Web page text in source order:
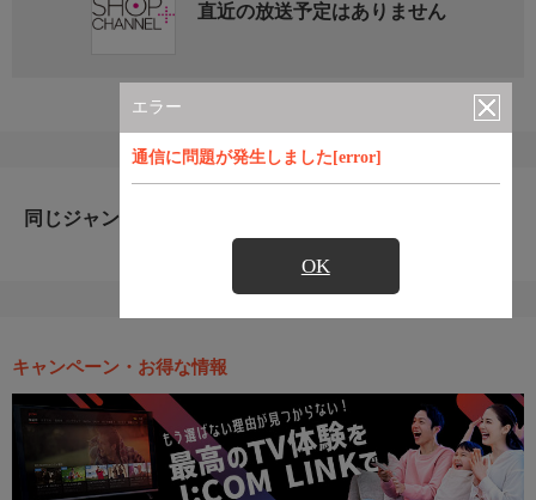
エラー
通信に問題が発生しました[error]
OK
直近の放送予定はありません
同じジャンルのおすすめ番組
キャンペーン・お得な情報